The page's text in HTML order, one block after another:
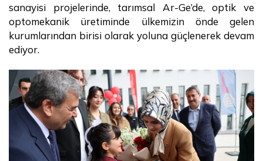
sanayisi projelerinde, tarımsal Ar-Ge’de, optik ve
optomekanik üretiminde ülkemizin önde gelen
kurumlarından birisi olarak yoluna güçlenerek devam
ediyor.